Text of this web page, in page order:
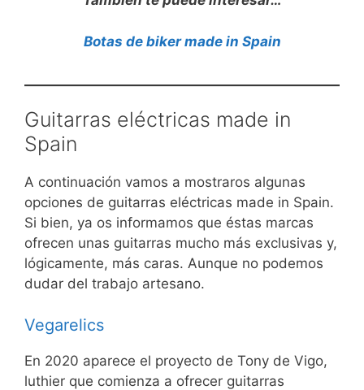
Botas de biker made in Spain
Guitarras eléctricas made in
Spain
A continuación vamos a mostraros algunas
opciones de guitarras eléctricas made in Spain.
Si bien, ya os informamos que éstas marcas
ofrecen unas guitarras mucho más exclusivas y,
lógicamente, más caras. Aunque no podemos
dudar del trabajo artesano.
Vegarelics
En 2020 aparece el proyecto de Tony de Vigo,
luthier que comienza a ofrecer guitarras